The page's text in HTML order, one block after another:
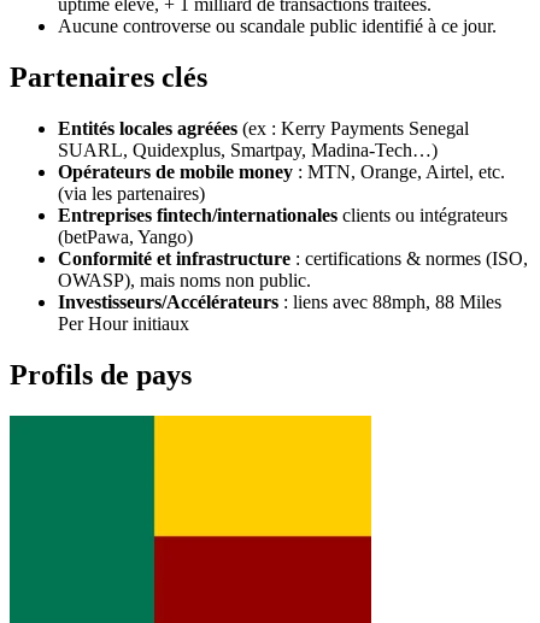
uptime élevé, + 1 milliard de transactions traitées.
Aucune controverse ou scandale public identifié à ce jour.
Partenaires clés
Entités locales agréées (ex : Kerry Payments Senegal
SUARL, Quidexplus, Smartpay, Madina‑Tech…)
Opérateurs de mobile money : MTN, Orange, Airtel, etc.
(via les partenaires)
Entreprises fintech/internationales clients ou intégrateurs
(betPawa, Yango)
Conformité et infrastructure : certifications & normes (ISO,
OWASP), mais noms non public.
Investisseurs/Accélérateurs : liens avec 88mph, 88 Miles
Per Hour initiaux
Profils de pays